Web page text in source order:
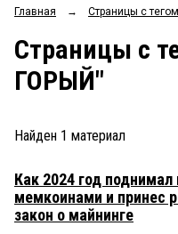
ОБЩЕСТВО
ЗАКОН
ПРОИСШЕСТВИЯ
СТИЛЬ ЖИЗНИ
Главная → Страницы c
Страницы c
ГОРЫЙ"
Найден 1 материал
Как 2024 год
мемкоинами и принес
закон о майнинге